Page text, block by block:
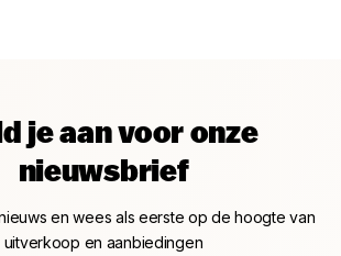
je aan voor onze
nieuwsbrief
en wees als eerste op de hoogte van
uitverkoop en aanbiedingen